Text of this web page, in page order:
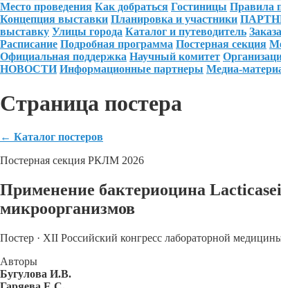
Место проведения Как добраться Гостиницы Правила
Концепция выставки Планировка и участники
выставку Улицы города Каталог и путеводитель
Расписание Подробная программа Постерная секция
Официальная поддержка Научный комитет
НОВОСТИ Информационные партнеры Медиа-
Страница постера
← Каталог постеров
Постерная секция РКЛМ 2026
Применение бактериоцина
микроорганизмов
Постер · XII Российский конгресс лабораторной
Авторы
Бугулова И.В.